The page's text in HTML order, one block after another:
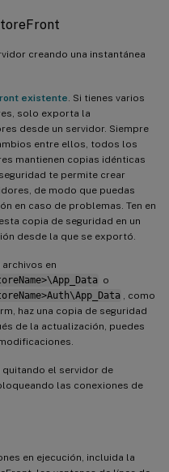
creando una instantánea
existente . Si tienes varios
solo exporta la
desde un servidor. Siempre
entre ellos, todos los
mantienen copias idénticas
te permite crear
de modo que puedas
en caso de problemas. Ten en
copia de seguridad en un
desde la que se exportó.
en
o
, como
haz una copia de seguridad
de la actualización, puedes
quitando el servidor de
las conexiones de
en ejecución, incluida la